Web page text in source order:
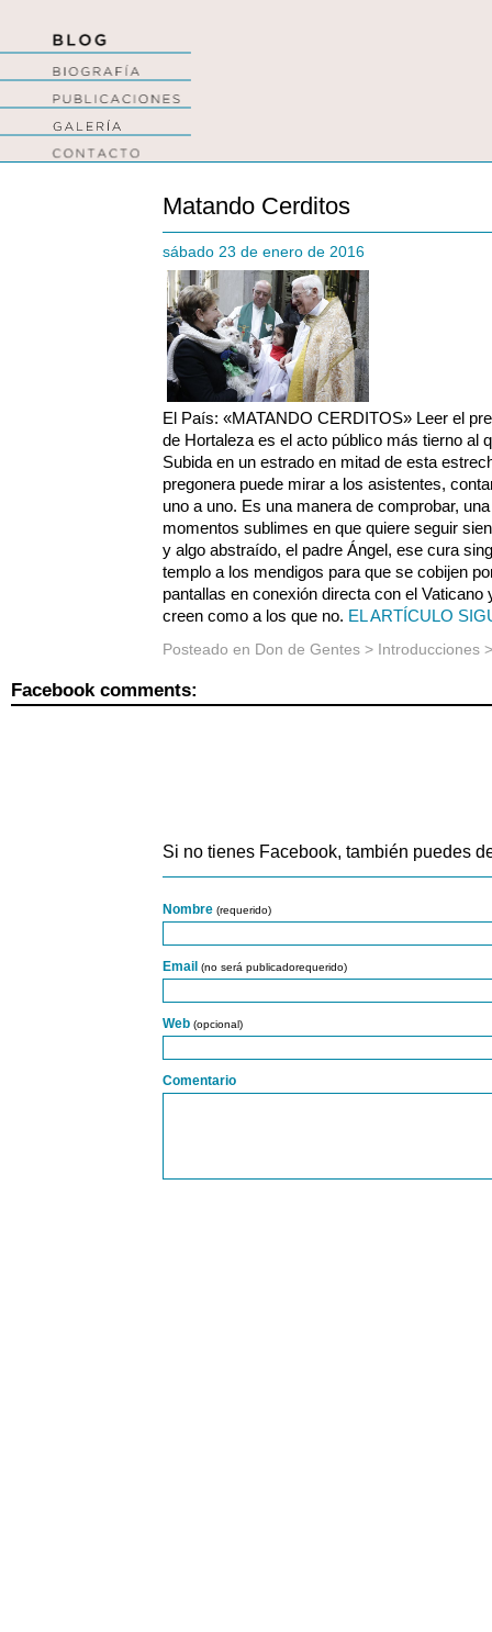
Matando Cerditos
sábado 23 de enero de 2016
El País: «MATANDO CERDITOS» Leer el
de Hortaleza es el acto público más tierno al
Subida en un estrado en mitad de esta
pregonera puede mirar a los asistentes,
uno a uno. Es una manera de comprobar,
momentos sublimes en que quiere seguir
y algo abstraído, el padre Ángel, ese cura
templo a los mendigos para que se cobijen
pantallas en conexión directa con el Vaticano
creen como a los que no. EL ARTÍCULO
Posteado en Don de Gentes > Introducciones >
Facebook comments:
Si no tienes Facebook, también puedes
Nombre (requerido)
Email (no será publicadorequerido)
Web (opcional)
Comentario